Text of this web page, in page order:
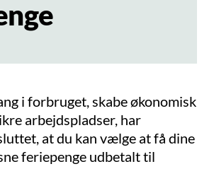
i forbruget, skabe økonomisk
arbejdspladser, har
at du kan vælge at få dine
feriepenge udbetalt til